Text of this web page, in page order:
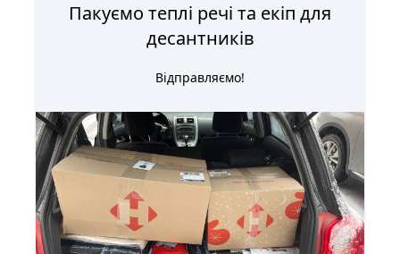
Пакуємо теплі речі та екіп для
десантників
Відправляємо!